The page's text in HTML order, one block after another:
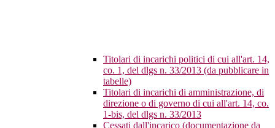
Titolari di incarichi politici di cui all'art. 14,
co. 1, del dlgs n. 33/2013 (da pubblicare in
tabelle)
Titolari di incarichi di amministrazione, di
direzione o di governo di cui all'art. 14, co.
1-bis, del dlgs n. 33/2013
Cessati dall'incarico (documentazione da